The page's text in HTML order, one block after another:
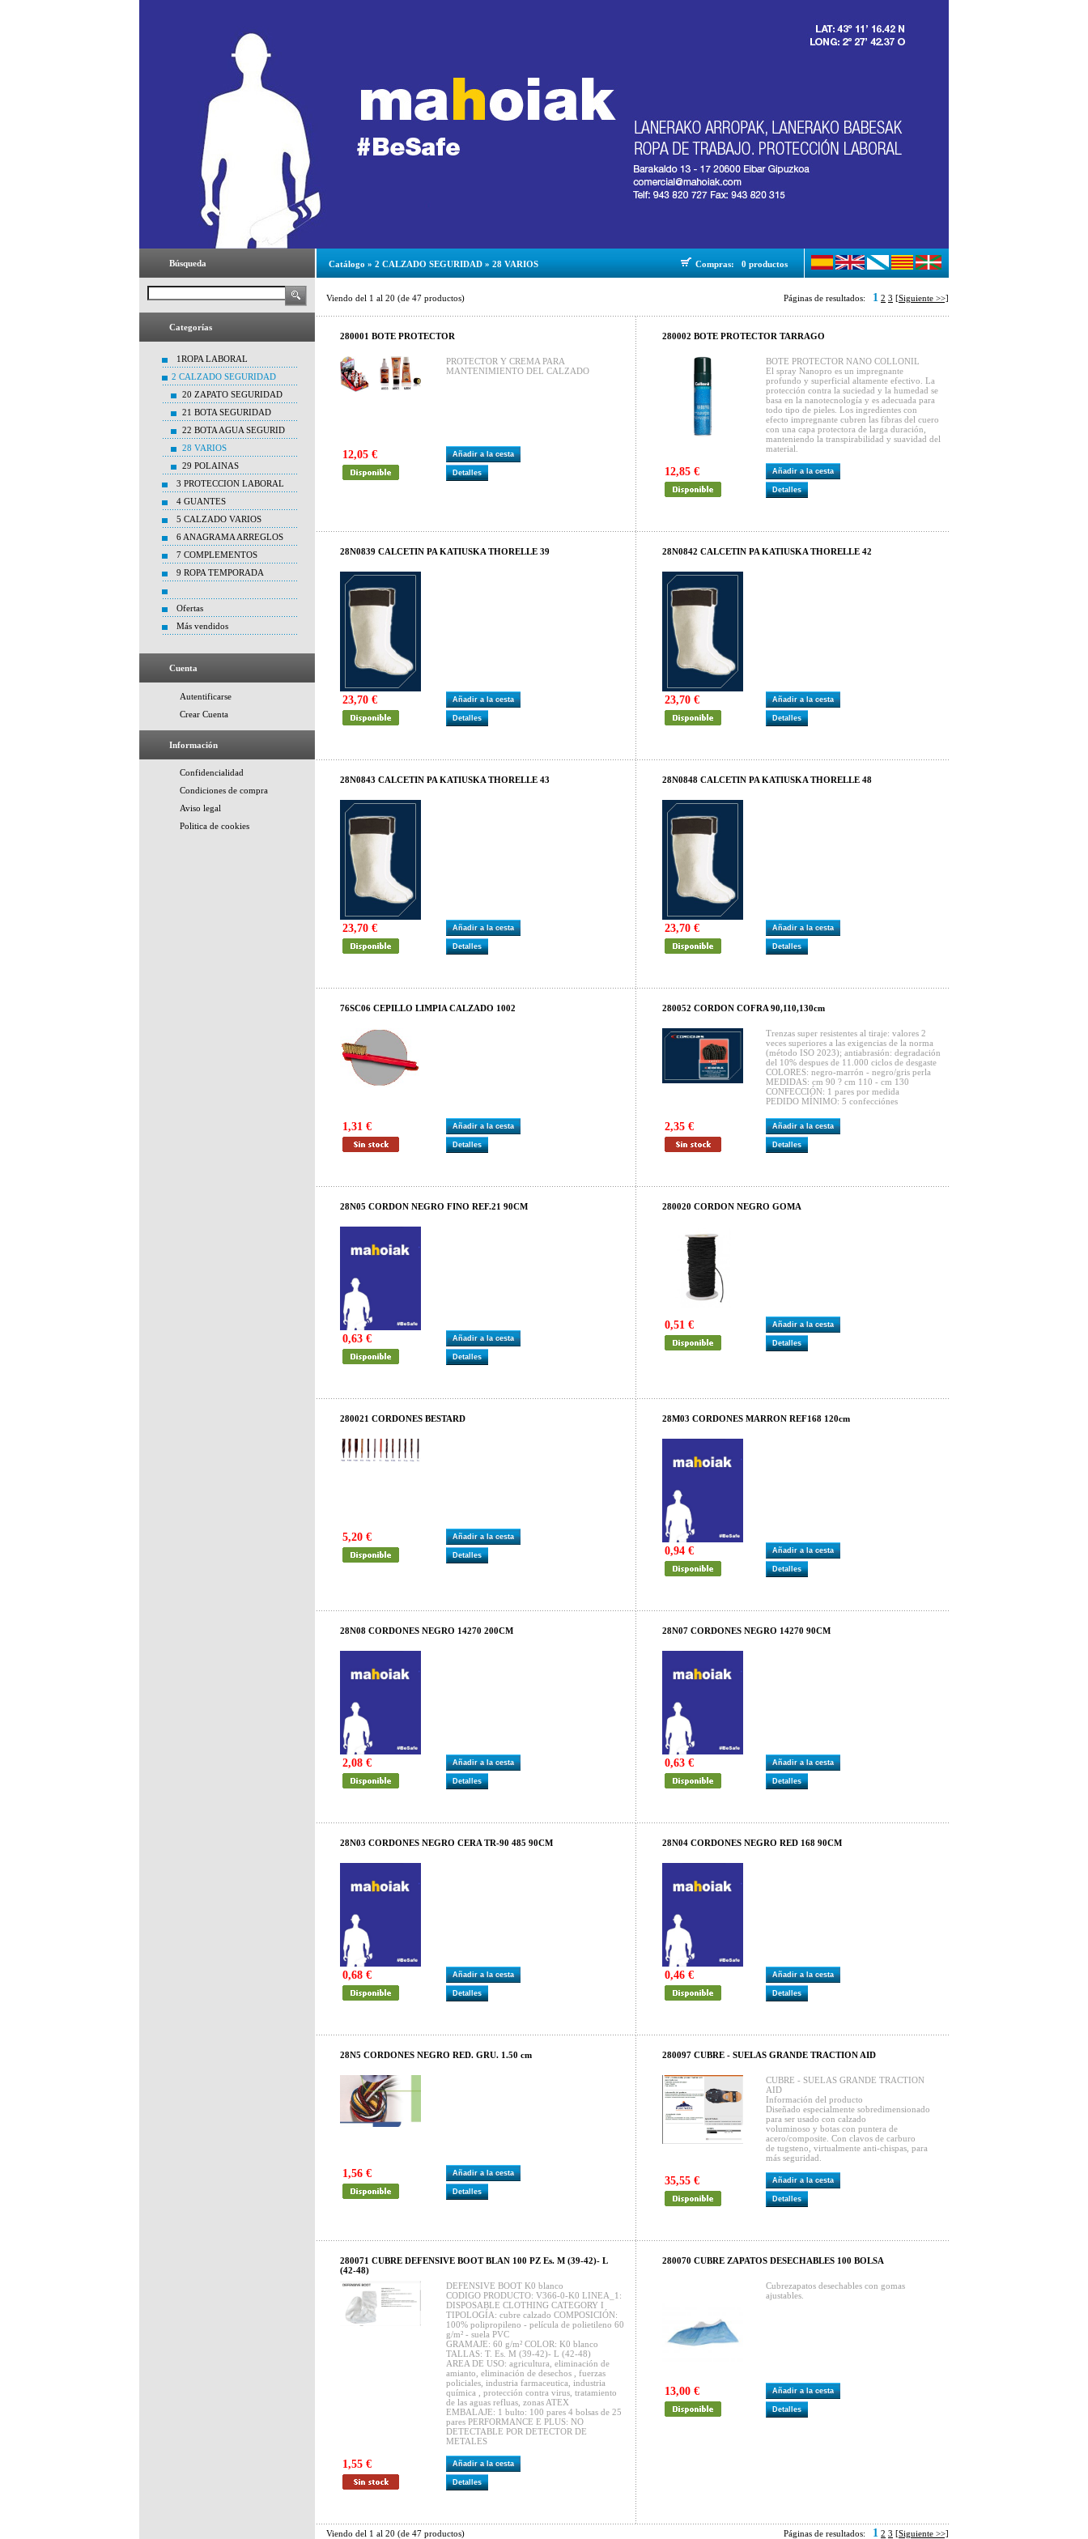
Búsqueda
Categorías
1ROPA LABORAL
2 CALZADO SEGURIDAD
20 ZAPATO SEGURIDAD
21 BOTA SEGURIDAD
22 BOTA AGUA SEGURID
28 VARIOS
29 POLAINAS
3 PROTECCION LABORAL
4 GUANTES
5 CALZADO VARIOS
6 ANAGRAMA ARREGLOS
7 COMPLEMENTOS
9 ROPA TEMPORADA
Ofertas
Más vendidos
Cuenta
Autentificarse
Crear Cuenta
Información
Confidencialidad
Condiciones de compra
Aviso legal
Politica de cookies
Catálogo » 2 CALZADO SEGURIDAD » 28 VARIOS Compras: 0 productos
Viendo del 1 al 20 (de 47 productos) Páginas de resultados: 1 2 3 [Siguiente >>]
280001 BOTE PROTECTOR
PROTECTOR Y CREMA PARA
MANTENIMIENTO DEL CALZADO
12,05 € Añadir a la cesta
Detalles
280002 BOTE PROTECTOR TARRAGO
BOTE PROTECTOR NANO COLLONIL
El spray Nanopro es un impregnante
profundo y superficial altamente efectivo. La
protección contra la suciedad y la humedad se
basa en la nanotecnología y es adecuada para
todo tipo de pieles. Los ingredientes con
efecto impregnante cubren las fibras del cuero
con una capa protectora de larga duración,
manteniendo la transpirabilidad y suavidad del
material.
12,85 € Añadir a la cesta
Detalles
28N0839 CALCETIN PA KATIUSKA THORELLE 39
23,70 € Añadir a la cesta
Detalles
28N0842 CALCETIN PA KATIUSKA THORELLE 42
23,70 € Añadir a la cesta
Detalles
28N0843 CALCETIN PA KATIUSKA THORELLE 43
23,70 € Añadir a la cesta
Detalles
28N0848 CALCETIN PA KATIUSKA THORELLE 48
23,70 € Añadir a la cesta
Detalles
76SC06 CEPILLO LIMPIA CALZADO 1002
1,31 € Añadir a la cesta
Detalles
280052 CORDON COFRA 90,110,130cm
Trenzas super resistentes al tiraje: valores 2
veces superiores a las exigencias de la norma
(método ISO 2023); antiabrasión: degradación
del 10% despues de 11.000 ciclos de desgaste
COLORES: negro-marrón - negro/gris perla
MEDIDAS: cm 90 ? cm 110 - cm 130
CONFECCIÓN: 1 pares por medida
PEDIDO MÍNIMO: 5 confecciónes
2,35 € Añadir a la cesta
Detalles
28N05 CORDON NEGRO FINO REF.21 90CM
0,63 € Añadir a la cesta
Detalles
280020 CORDON NEGRO GOMA
0,51 € Añadir a la cesta
Detalles
280021 CORDONES BESTARD
5,20 € Añadir a la cesta
Detalles
28M03 CORDONES MARRON REF168 120cm
0,94 € Añadir a la cesta
Detalles
28N08 CORDONES NEGRO 14270 200CM
2,08 € Añadir a la cesta
Detalles
28N07 CORDONES NEGRO 14270 90CM
0,63 € Añadir a la cesta
Detalles
28N03 CORDONES NEGRO CERA TR-90 485 90CM
0,68 € Añadir a la cesta
Detalles
28N04 CORDONES NEGRO RED 168 90CM
0,46 € Añadir a la cesta
Detalles
28N5 CORDONES NEGRO RED. GRU. 1.50 cm
1,56 € Añadir a la cesta
Detalles
280097 CUBRE - SUELAS GRANDE TRACTION AID
CUBRE - SUELAS GRANDE TRACTION
AID
Información del producto
Diseñado especialmente sobredimensionado
para ser usado con calzado
voluminoso y botas con puntera de
acero/composite. Con clavos de carburo
de tugsteno, virtualmente anti-chispas, para
más seguridad.
35,55 € Añadir a la cesta
Detalles
280071 CUBRE DEFENSIVE BOOT BLAN 100 PZ Es. M (39-42)- L
(42-48)
DEFENSIVE BOOT K0 blanco
CODIGO PRODUCTO: V366-0-K0 LINEA_1:
DISPOSABLE CLOTHING CATEGORY I
TIPOLOGÍA: cubre calzado COMPOSICIÓN:
100% polipropileno - película de polietileno 60
g/m² - suela PVC
GRAMAJE: 60 g/m² COLOR: K0 blanco
TALLAS: T. Es. M (39-42)- L (42-48)
AREA DE USO: agricultura, eliminación de
amianto, eliminación de desechos , fuerzas
policiales, industria farmaceutica, industria
química , protección contra virus, tratamiento
de las aguas refluas, zonas ATEX
EMBALAJE: 1 bulto: 100 pares 4 bolsas de 25
pares PERFORMANCE E PLUS: NO
DETECTABLE POR DETECTOR DE
METALES
1,55 € Añadir a la cesta
Detalles
280070 CUBRE ZAPATOS DESECHABLES 100 BOLSA
Cubrezapatos desechables con gomas
ajustables.
13,00 € Añadir a la cesta
Detalles
Viendo del 1 al 20 (de 47 productos) Páginas de resultados: 1 2 3 [Siguiente >>]